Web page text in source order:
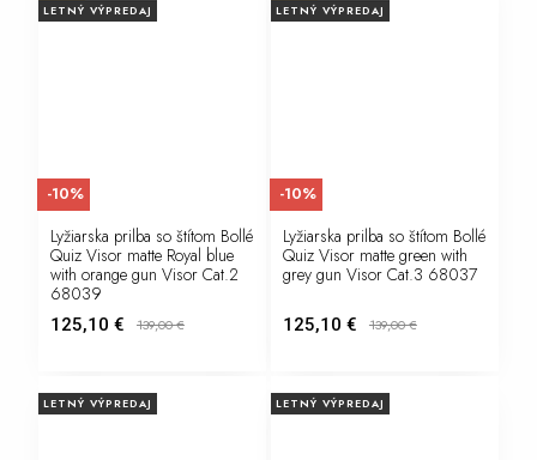
LETNÝ VÝPREDAJ
Lyžiarska prilba so štítom Bollé
Quiz Visor matte Royal blue
with orange gun Visor Cat.2
68039
125,10 € 139,00€
-10%
LETNÝ VÝPREDAJ
Lyžiarska prilba so štítom Bollé
Quiz Visor matte green with
grey gun Visor Cat.3 68037
125,10 € 139,00€
-10%
LETNÝ VÝPREDAJ LETNÝ VÝPREDAJ